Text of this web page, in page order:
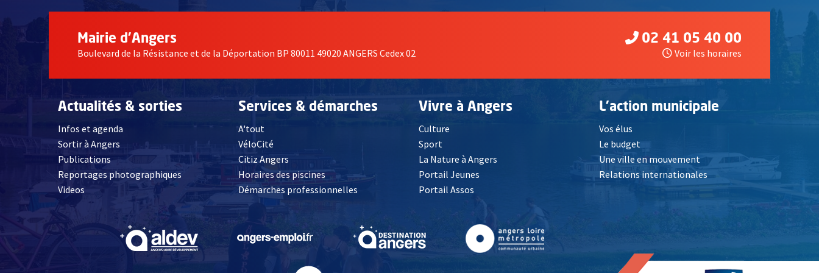
Mairie d'Angers
Boulevard de la Résistance et de la Déportation BP 80011 49020 ANGERS Cedex 02
02 41 05 40 00
Voir les horaires
Actualités & sorties
Infos et agenda
Sortir à Angers
Publications
Reportages photographiques
Videos, Ouvre une nouvelle fenêtre
Services & démarches
A'tout
VéloCité
Citiz Angers , Ouvre une nouvelle fenêtre
Horaires des piscines
Démarches professionnelles
Vivre à Angers
Culture
Sport
La Nature à Angers
Portail Jeunes
Portail Assos
L'action municipale
Vos élus
Le budget
Une ville en mouvement
Relations internationales
, Ouvre une nouvelle fenêtre , Ouvre une nouvelle fenêtre , Ouvre une nouvelle fenêtre, Ouvre une nouvelle fenêtre